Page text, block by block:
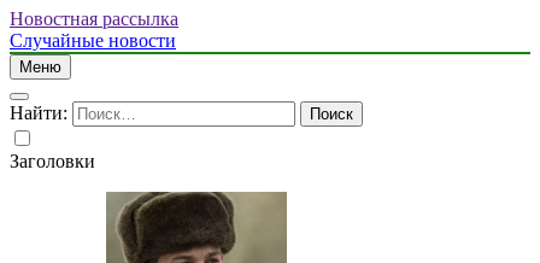
Новостная рассылка
Случайные новости
Меню
Найти:
Заголовки